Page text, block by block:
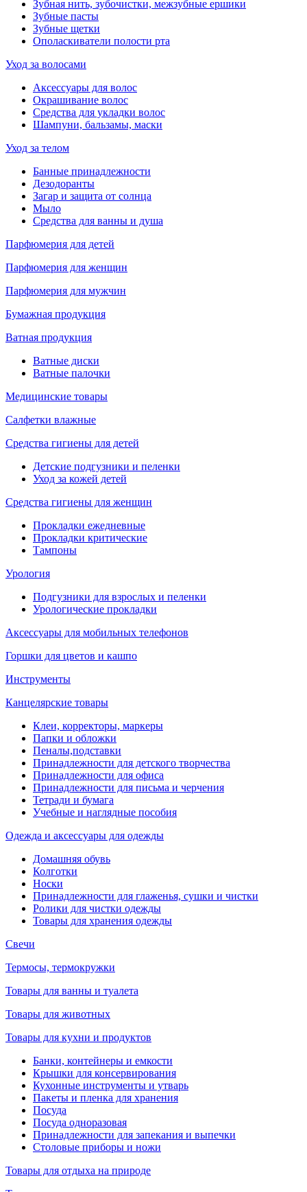
Зубная нить, зубочистки, межзубные ершики
Зубные пасты
Зубные щетки
Ополаскиватели полости рта
Уход за волосами
Аксессуары для волос
Окрашивание волос
Средства для укладки волос
Шампуни, бальзамы, маски
Уход за телом
Банные принадлежности
Дезодоранты
Загар и защита от солнца
Мыло
Средства для ванны и душа
Парфюмерия для детей
Парфюмерия для женщин
Парфюмерия для мужчин
Бумажная продукция
Ватная продукция
Ватные диски
Ватные палочки
Медицинские товары
Салфетки влажные
Средства гигиены для детей
Детские подгузники и пеленки
Уход за кожей детей
Средства гигиены для женщин
Прокладки ежедневные
Прокладки критические
Тампоны
Урология
Подгузники для взрослых и пеленки
Урологические прокладки
Аксессуары для мобильных телефонов
Горшки для цветов и кашпо
Инструменты
Канцелярские товары
Клеи, корректоры, маркеры
Папки и обложки
Пеналы,подставки
Принадлежности для детского творчества
Принадлежности для офиса
Принадлежности для письма и черчения
Тетради и бумага
Учебные и наглядные пособия
Одежда и аксессуары для одежды
Домашняя обувь
Колготки
Носки
Принадлежности для глаженья, сушки и чистки
Ролики для чистки одежды
Товары для хранения одежды
Свечи
Термосы, термокружки
Товары для ванны и туалета
Товары для животных
Товары для кухни и продуктов
Банки, контейнеры и емкости
Крышки для консервирования
Кухонные инструменты и утварь
Пакеты и пленка для хранения
Посуда
Посуда одноразовая
Принадлежности для запекания и выпечки
Столовые приборы и ножи
Товары для отдыха на природе